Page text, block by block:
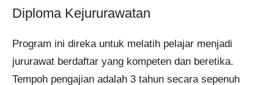
Diploma Kejururawatan
Program ini direka untuk melatih pelajar menjadi
jururawat berdaftar yang kompeten dan beretika.
Tempoh pengajian adalah 3 tahun secara sepenuh